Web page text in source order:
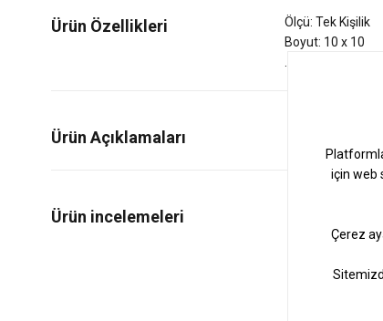
Ürün Özellikleri
Ölçü: Tek Kişilik
Boyut: 10 x 10
Ürün Açıklamaları